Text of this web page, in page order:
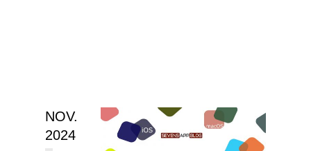
NOV.
2024